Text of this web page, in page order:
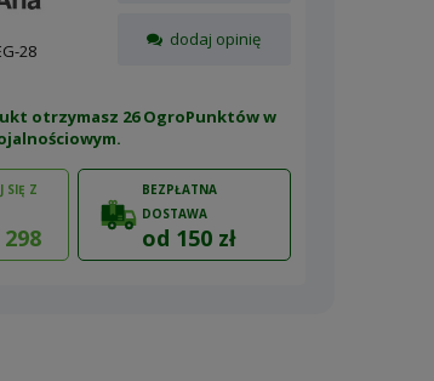
28
dodaj opinię
otrzymasz 26 OgroPunktów w
.
SIĘ Z
BEZPŁATNA
DOSTAWA
od 150 zł